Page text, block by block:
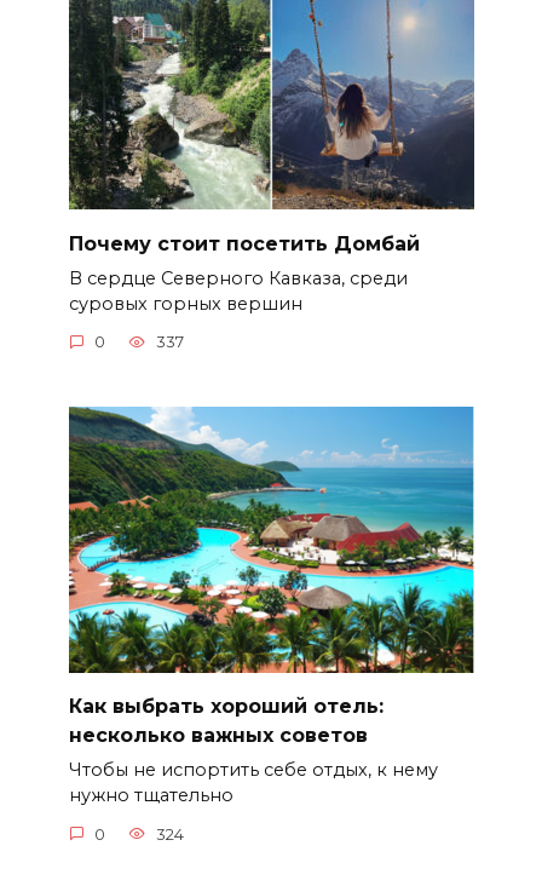
Почему стоит посетить Домбай
В сердце Северного Кавказа, среди
суровых горных вершин
0 337
Как выбрать хороший отель:
несколько важных советов
Чтобы не испортить себе отдых, к нему
нужно тщательно
0 324